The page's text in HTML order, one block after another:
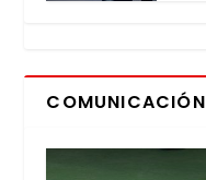
COMUNICACIÓN